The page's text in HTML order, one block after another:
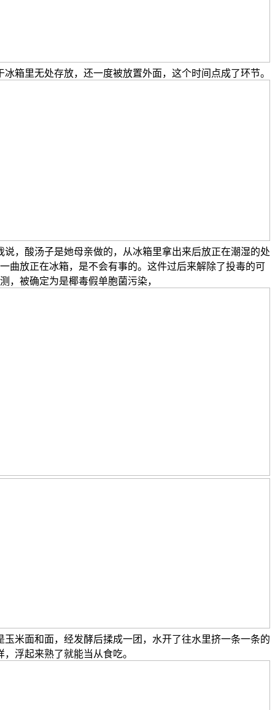
箱里无处存放，还一度被放置外面，这个时间点成了环节。
，酸汤子是她母亲做的，从冰箱里拿出来后放正在潮湿的处
曲放正在冰箱，是不会有事的。这件过后来解除了投毒的可
，被确定为是椰毒假单胞菌污染，
米面和面，经发酵后揉成一团，水开了往水里挤一条一条的
，浮起来熟了就能当从食吃。